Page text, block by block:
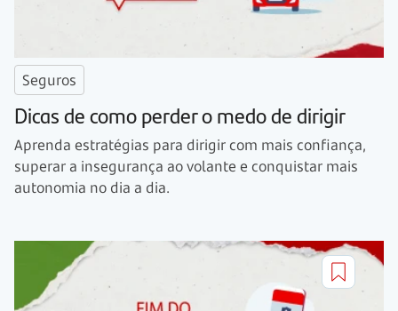
Seguros
Dicas de como perder o medo de dirigir
Aprenda estratégias para dirigir com mais confiança,
superar a insegurança ao volante e conquistar mais
autonomia no dia a dia.